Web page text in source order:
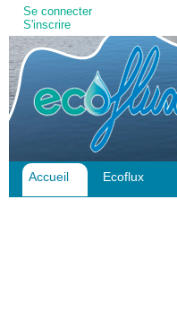
Outils
personnels
Se connecter
S'inscrire
Accueil Ecoflux